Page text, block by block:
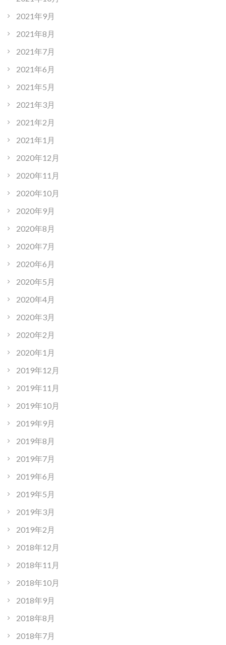
2021年9月
2021年8月
2021年7月
2021年6月
2021年5月
2021年3月
2021年2月
2021年1月
2020年12月
2020年11月
2020年10月
2020年9月
2020年8月
2020年7月
2020年6月
2020年5月
2020年4月
2020年3月
2020年2月
2020年1月
2019年12月
2019年11月
2019年10月
2019年9月
2019年8月
2019年7月
2019年6月
2019年5月
2019年3月
2019年2月
2018年12月
2018年11月
2018年10月
2018年9月
2018年8月
2018年7月